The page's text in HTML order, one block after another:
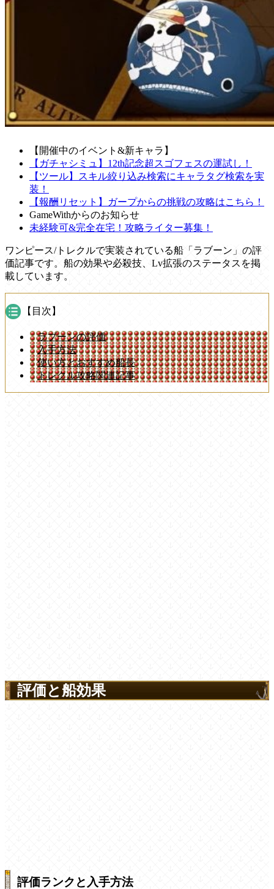
【開催中のイベント&新キャラ】
【ガチャシミュ】12th記念超スゴフェスの運試し！
【ツール】スキル絞り込み検索にキャラタグ検索を実
装！
【報酬リセット】ガープからの挑戦の攻略はこちら！
GameWithからのお知らせ
未経験可&完全在宅！攻略ライター募集！
ワンピース/トレクルで実装されている船「ラブーン」の評
価記事です。船の効果や必殺技、Lv拡張のステータスを掲
載しています。
【目次】
ラブーンの評価
入手方法
使い方とおすすめ船長
トレクル攻略関連記事
評価と船効果
評価ランクと入手方法